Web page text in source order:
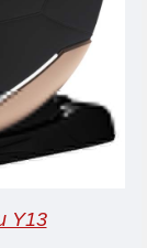
Y13